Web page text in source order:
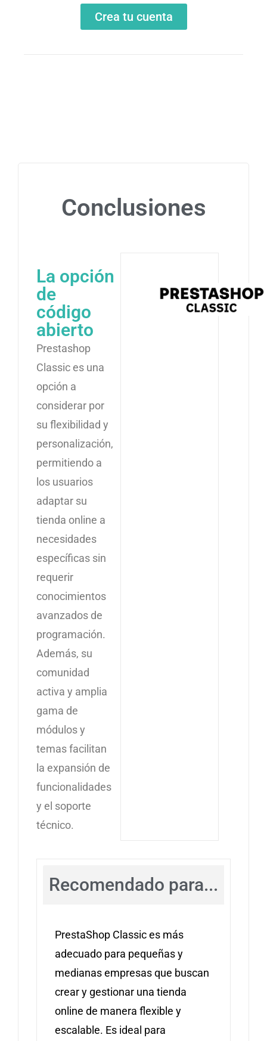
Crea tu cuenta
Conclusiones
La opción
de
código
abierto
Prestashop
Classic es una
opción a
considerar por
su flexibilidad y
personalización,
permitiendo a
los usuarios
adaptar su
tienda online a
necesidades
específicas sin
requerir
conocimientos
avanzados de
programación.
Además, su
comunidad
activa y amplia
gama de
módulos y
temas facilitan
la expansión de
funcionalidades
y el soporte
técnico.
Recomendado para...
PrestaShop Classic es más
adecuado para pequeñas y
medianas empresas que buscan
crear y gestionar una tienda
online de manera flexible y
escalable. Es ideal para